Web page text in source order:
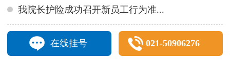
我院长护险成功召开新员工行为准...
在线挂号 021-50906276